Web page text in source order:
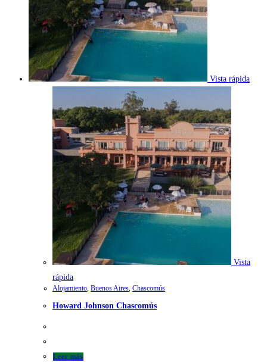
Vista rápida
Vista
rápida
Alojamiento, Buenos Aires, Chascomús
Howard Johnson Chascomús
Leer más